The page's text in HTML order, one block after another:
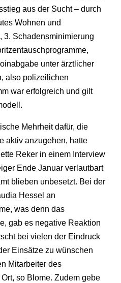
aus der Sucht – durch
Wohnen und
3. Schadensminimierung
unter ärztlicher
also polizeilichen
war erfolgreich und gilt
Mehrheit dafür, die
aktiv anzugehen, hatte
Reker in einem Interview
Ende Januar verlautbart
blieben unbesetzt. Bei der
Hessel an
was denn das
gab es negative Reaktion
bei vielen der Eindruck
Einsätze zu wünschen
Mitarbeiter des
so Blome. Zudem gebe